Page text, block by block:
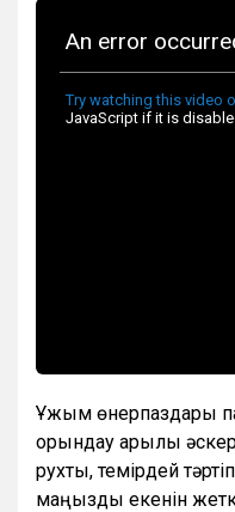
Ұжым өнерпаздары
орындау арқылы
рухты, темірдей
маңызды екенін